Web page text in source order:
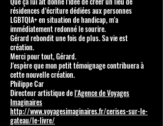
résidences d’écriture dédiées aux personnes
LGBTQIA+ en situation de handicap, m'a
immédiatement redonné le sourire.
Gérard rebondit une fois de plus. Sa vie est
création.
Merci pour tout, Gérard.
J'espère que mon petit témoignage contribuera à
cette nouvelle création.
Philippe Car
Directeur artistique del'Agence de Voyages
Imaginaires
http://www.voyagesimaginaires.fr/cerises-sur-le-
gateau/le-livre/